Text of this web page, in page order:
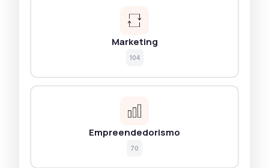
Marketing
104
Empreendedorismo
70